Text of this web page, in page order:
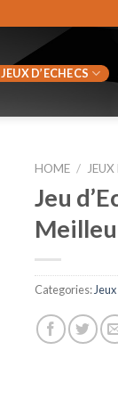
JEUX D’ECHECS
HOME /
Jeu
Categories: